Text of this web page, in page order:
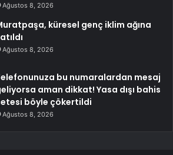
Ağustos 8, 2026
küresel genç iklim ağına
Ağustos 8, 2026
bu numaralardan mesaj
aman dikkat! Yasa dışı bahis
böyle çökertildi
Ağustos 8, 2026